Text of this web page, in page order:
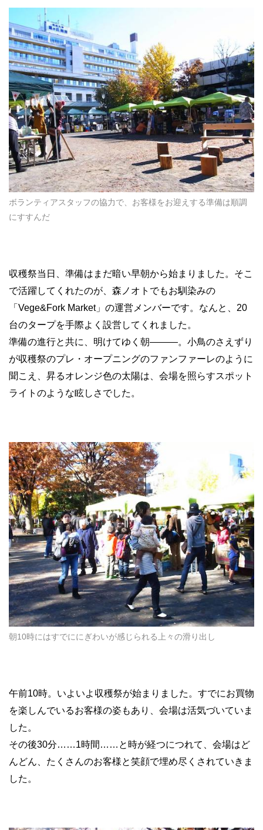
ボランティアスタッフの協力で、お客様をお迎えする準備は順調
にすすんだ
収穫祭当日、準備はまだ暗い早朝から始まりました。そこ
で活躍してくれたのが、森ノオトでもお馴染みの
「Vege&Fork Market」の運営メンバーです。なんと、20
台のタープを手際よく設営してくれました。
準備の進行と共に、明けてゆく朝―――。小鳥のさえずり
が収穫祭のプレ・オープニングのファンファーレのように
聞こえ、昇るオレンジ色の太陽は、会場を照らすスポット
ライトのような眩しさでした。
朝10時にはすでににぎわいが感じられる上々の滑り出し
午前10時。いよいよ収穫祭が始まりました。すでにお買物
を楽しんでいるお客様の姿もあり、会場は活気づいていま
した。
その後30分……1時間……と時が経つにつれて、会場はど
んどん、たくさんのお客様と笑顔で埋め尽くされていきま
した。